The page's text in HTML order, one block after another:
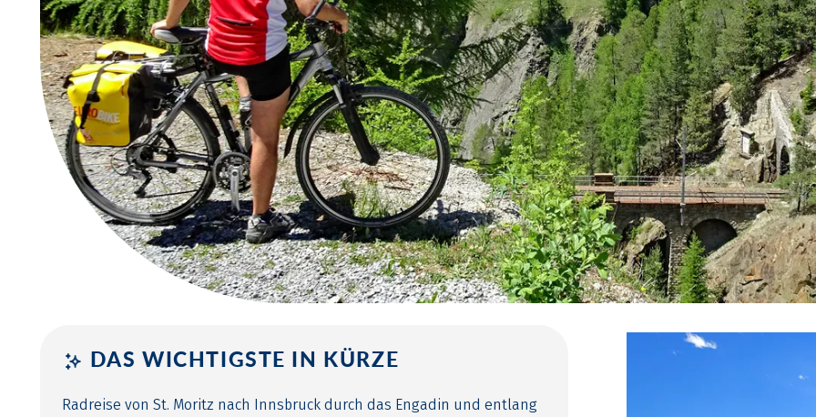
DAS WICHTIGSTE IN KÜRZE
Radreise von St. Moritz nach Innsbruck durch das Engadin und entlang